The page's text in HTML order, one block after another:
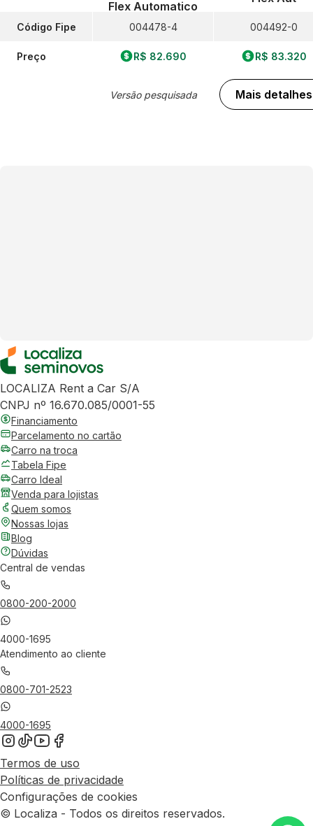
Código Fipe
Preço
Flex Automatico
004478-4
R$ 82.690
Versão pesquisada
004492-0
R$ 83.320
Mais detalhes
LOCALIZA Rent a Car S/A
CNPJ nº 16.670.085/0001-55
Financiamento
Parcelamento no cartão
Carro na troca
Tabela Fipe
Carro Ideal
Venda para lojistas
Quem somos
Nossas lojas
Blog
Dúvidas
Central de vendas
0800-200-2000
4000-1695
Atendimento ao cliente
0800-701-2523
4000-1695
Termos de uso
Políticas de privacidade
Configurações de cookies
© Localiza - Todos os direitos reservados.